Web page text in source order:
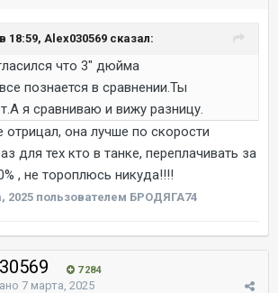
18:59, Alex030569 сказал:
что 3" дюйма
познается в сравнении.Ты
я сравниваю и вижу разницу.
отрицал, она лучше по скорости
для тех кто в танке, переплачивать за
, не тороплюсь никуда!!!!
2025 пользователем БРОДЯГА74
7 284
7 марта, 2025